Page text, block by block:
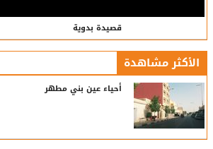
قصيدة بدوية
الأكثر مشاهدة
أحياء عين بني مطهر